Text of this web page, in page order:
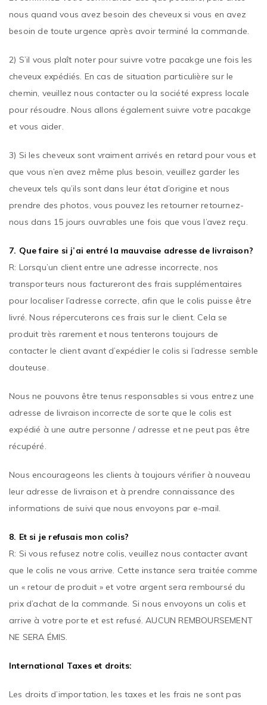
nous quand vous avez besoin des cheveux si vous en avez
besoin de toute urgence après avoir terminé la commande.
2) S’il vous plaît noter pour suivre votre pacakge une fois les
cheveux expédiés. En cas de situation particulière sur le
chemin, veuillez nous contacter ou la société express locale
pour résoudre. Nous allons également suivre votre pacakge
et vous aider.
3) Si les cheveux sont vraiment arrivés en retard pour vous et
que vous n’en avez même plus besoin, veuillez garder les
cheveux tels qu’ils sont dans leur état d’origine et nous
prendre des photos, vous pouvez les retourner retournez-
nous dans 15 jours ouvrables une fois que vous l’avez reçu.
7. Que faire si j’ai entré la mauvaise adresse de livraison?
R: Lorsqu’un client entre une adresse incorrecte, nos
transporteurs nous factureront des frais supplémentaires
pour localiser l’adresse correcte, afin que le colis puisse être
livré. Nous répercuterons ces frais sur le client. Cela se
produit très rarement et nous tenterons toujours de
contacter le client avant d’expédier le colis si l’adresse semble
douteuse.
Nous ne pouvons être tenus responsables si vous entrez une
adresse de livraison incorrecte de sorte que le colis est
expédié à une autre personne / adresse et ne peut pas être
récupéré.
Nous encourageons les clients à toujours vérifier à nouveau
leur adresse de livraison et à prendre connaissance des
informations de suivi que nous envoyons par e-mail.
8. Et si je refusais mon colis?
R: Si vous refusez notre colis, veuillez nous contacter avant
que le colis ne vous arrive. Cette instance sera traitée comme
un « retour de produit » et votre argent sera remboursé du
prix d’achat de la commande. Si nous envoyons un colis et
arrive à votre porte et est refusé. AUCUN REMBOURSEMENT
NE SERA ÉMIS.
International Taxes et droits:
Les droits d’importation, les taxes et les frais ne sont pas